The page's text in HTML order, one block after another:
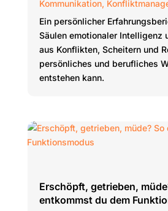
Kommunikation,
Ein persönlicher
Säulen emotionaler Intelligenz
aus Konflikten, Scheitern und
persönliches und berufliches
entstehen kann.
Erschöpft, getrieben,
entkommst du dem